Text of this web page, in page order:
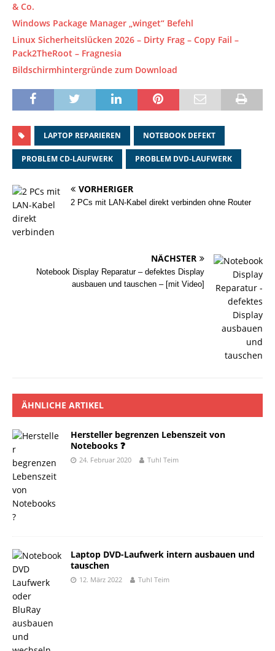
& Co.
Windows Package Manager „winget“ Befehl
Linux Sicherheitslücken 2026 – Dirty Frag – Copy Fail –
Pack2TheRoot – Fragnesia
Bildschirmhintergründe zum Download
LAPTOP REPARIEREN NOTEBOOK DEFEKT
PROBLEM CD-LAUFWERK PROBLEM DVD-LAUFWERK
VORHERIGER
2 PCs mit LAN-Kabel direkt verbinden ohne Router
NÄCHSTER
Notebook Display Reparatur – defektes Display
ausbauen und tauschen – [mit Video]
ÄHNLICHE ARTIKEL
Hersteller begrenzen Lebenszeit von
Notebooks ❓
24. Februar 2020 Tuhl Teim
Laptop DVD-Laufwerk intern ausbauen und
tauschen
12. März 2022 Tuhl Teim